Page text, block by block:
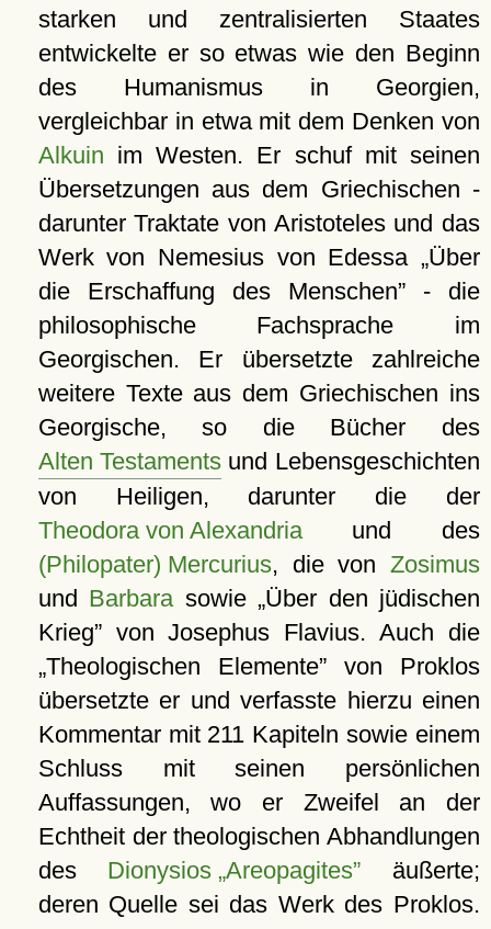
starken und zentralisierten Staates
entwickelte er so etwas wie den Beginn
des Humanismus in Georgien,
vergleichbar in etwa mit dem Denken von
Alkuin im Westen. Er schuf mit seinen
Übersetzungen aus dem Griechischen -
darunter Traktate von Aristoteles und das
Werk von Nemesius von Edessa
Über
die Erschaffung des Menschen - die
philosophische Fachsprache im
Georgischen. Er übersetzte zahlreiche
weitere Texte aus dem Griechischen ins
Georgische, so die Bücher des
Alten Testamentsund Lebensgeschichten
von Heiligen, darunter die der
Theodora von Alexandriaund des
(Philopater) Mercurius, die von Zosimus
und Barbarasowie Über den jüdischen
Krieg von Josephus Flavius. Auch die
Theologischen Elemente von Proklos
übersetzte er und verfasste hierzu einen
Kommentar mit 211 Kapiteln sowie einem
Schluss mit seinen persönlichen
Auffassungen, wo er Zweifel an der
Echtheit der theologischen Abhandlungen
des Dionysios „Areopagites” äußerte;
deren Quelle sei das Werk des Proklos.